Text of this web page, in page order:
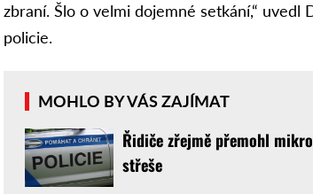
zbraní. Šlo o velmi dojemné setkání,“ uvedl
policie.
MOHLO BY VÁS ZAJÍMAT
Řidiče zřejmě přemohl
střeše